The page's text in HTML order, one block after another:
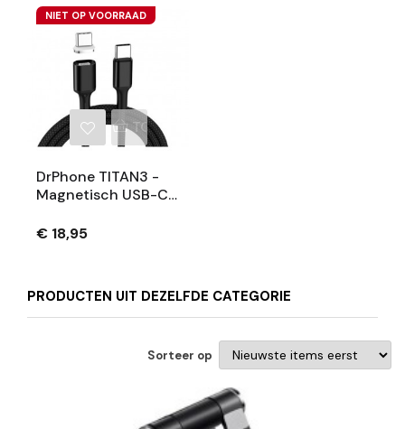
NIET OP VOORRAAD
TOEVOEGEN AAN WINKELWAGEN
DrPhone TITAN3 -
Magnetisch USB-C
100W - 1.8 Meter -
€ 18,95
PRODUCTEN UIT DEZELFDE CATEGORIE
Sorteer op